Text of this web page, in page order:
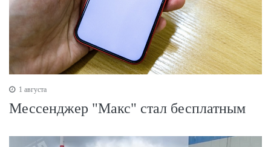
1 августа
Мессенджер "Макс" стал бесплатным